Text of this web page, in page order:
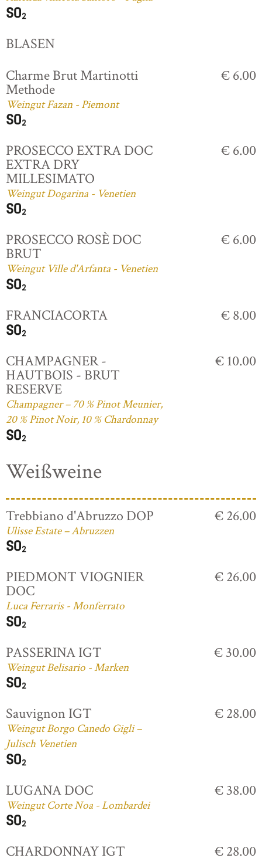
BLASEN
Charme Brut Martinotti
Methode
Weingut Fazan - Piemont
€ 6.00
PROSECCO EXTRA DOC
EXTRA DRY
MILLESIMATO
Weingut Dogarina - Venetien
€ 6.00
PROSECCO ROSÈ DOC
BRUT
Weingut Ville d'Arfanta - Venetien
€ 6.00
FRANCIACORTA € 8.00
CHAMPAGNER -
HAUTBOIS - BRUT
RESERVE
Champagner – 70 % Pinot Meunier,
20 % Pinot Noir, 10 % Chardonnay
€ 10.00
Weißweine
Trebbiano d'Abruzzo DOP
Ulisse Estate – Abruzzen
€ 26.00
PIEDMONT VIOGNIER
DOC
Luca Ferraris - Monferrato
€ 26.00
PASSERINA IGT
Weingut Belisario - Marken
€ 30.00
Sauvignon IGT
Weingut Borgo Canedo Gigli –
Julisch Venetien
€ 28.00
LUGANA DOC
Weingut Corte Noa - Lombardei
€ 38.00
CHARDONNAY IGT € 28.00